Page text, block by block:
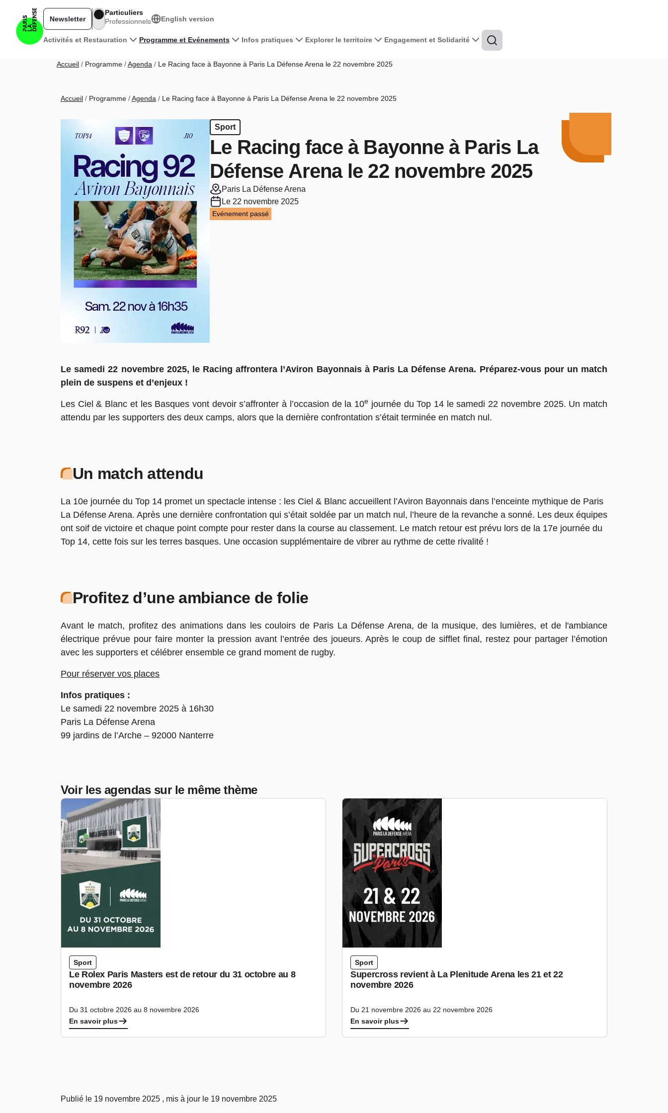
Navigation principale
Activités et Restauration Programme et Evénements Infos pratiques Explorer le territoire Engagement et Solidarité
Newsletter
Particuliers
Professionnels
English version
Fil d'Ariane
Accueil Programme Agenda Le Racing face à Bayonne à Paris La Défense Arena le 22 novembre 2025
Fil d'Ariane
Accueil Programme Agenda Le Racing face à Bayonne à Paris La Défense Arena le 22 novembre 2025
Sport
Le Racing face à Bayonne à Paris La
Défense Arena le 22 novembre 2025
Paris La Défense Arena
Le 22 novembre 2025
Evénement passé
Le samedi 22 novembre 2025, le Racing affrontera l’Aviron Bayonnais à Paris La Défense Arena. Préparez-vous pour un match
plein de suspens et d’enjeux !
Les Ciel & Blanc et les Basques vont devoir s’affronter à l’occasion de la 10e journée du Top 14 le samedi 22 novembre 2025. Un match
attendu par les supporters des deux camps, alors que la dernière confrontation s’était terminée en match nul.
Un match attendu
La 10e journée du Top 14 promet un spectacle intense : les Ciel & Blanc accueillent l’Aviron Bayonnais dans l’enceinte mythique de Paris
La Défense Arena. Après une dernière confrontation qui s’était soldée par un match nul, l’heure de la revanche a sonné. Les deux équipes
ont soif de victoire et chaque point compte pour rester dans la course au classement. Le match retour est prévu lors de la 17e journée du
Top 14, cette fois sur les terres basques. Une occasion supplémentaire de vibrer au rythme de cette rivalité !
Profitez d’une ambiance de folie
Avant le match, profitez des animations dans les couloirs de Paris La Défense Arena, de la musique, des lumières, et de l'ambiance
électrique prévue pour faire monter la pression avant l’entrée des joueurs. Après le coup de sifflet final, restez pour partager l’émotion
avec les supporters et célébrer ensemble ce grand moment de rugby.
Pour réserver vos places
Infos pratiques :
Le samedi 22 novembre 2025 à 16h30
Paris La Défense Arena
99 jardins de l’Arche – 92000 Nanterre
Voir les agendas sur le même thème
Sport
Le Rolex Paris Masters est de retour du 31 octobre au 8
novembre 2026
Du 31 octobre 2026 au 8 novembre 2026
En savoir plus
Sport
Supercross revient à La Plenitude Arena les 21 et 22
novembre 2026
Du 21 novembre 2026 au 22 novembre 2026
En savoir plus
Publié le 19 novembre 2025 , mis à jour le 19 novembre 2025